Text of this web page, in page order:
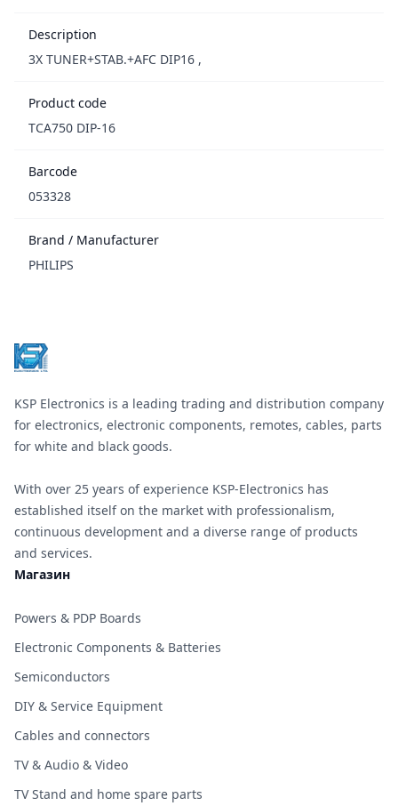
Description
3X TUNER+STAB.+AFC DIP16 ,
Product code
TCA750 DIP-16
Barcode
053328
Brand / Manufacturer
PHILIPS
KSP Electronics is a leading trading and distribution company
for electronics, electronic components, remotes, cables, parts
for white and black goods.
With over 25 years of experience KSP-Electronics has
established itself on the market with professionalism,
continuous development and a diverse range of products
and services.
Магазин
Powers & PDP Boards
Electronic Components & Batteries
Semiconductors
DIY & Service Equipment
Cables and connectors
TV & Audio & Video
TV Stand and home spare parts